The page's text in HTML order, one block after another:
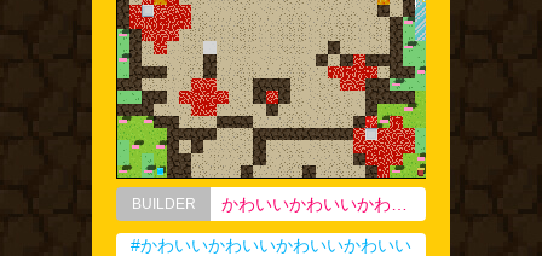
BUILDER
#かわいいかわいいかわいいかわいい